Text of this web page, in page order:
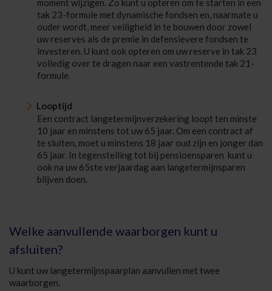
moment wijzigen. Zo kunt u opteren om te starten in een
tak 23-formule met dynamische fondsen en, naarmate u
ouder wordt, meer veiligheid in te bouwen door zowel
uw reserves als de premie in defensievere fondsen te
investeren. U kunt ook opteren om uw reserve in tak 23
volledig over te dragen naar een vastrentende tak 21-
formule.
Looptijd
Een contract langetermijnverzekering loopt ten minste
10 jaar en minstens tot uw 65 jaar. Om een contract af
te sluiten, moet u minstens 18 jaar oud zijn en jonger dan
65 jaar. In tegenstelling tot bij pensioensparen kunt u
ook na uw 65ste verjaardag aan langetermijnsparen
blijven doen.
Welke aanvullende waarborgen kunt u
afsluiten?
U kunt uw langetermijnspaarplan aanvullen met twee
waarborgen.